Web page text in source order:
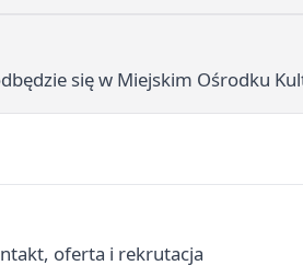
się w Miejskim Ośrodku
oferta i rekrutacja